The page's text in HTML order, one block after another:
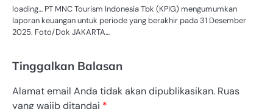
loading… PT MNC Tourism Indonesia Tbk (KPIG) mengumumkan
laporan keuangan untuk periode yang berakhir pada 31 Desember
2025. Foto/Dok JAKARTA…
Tinggalkan Balasan
Alamat email Anda tidak akan dipublikasikan. Ruas
yang wajib ditandai *